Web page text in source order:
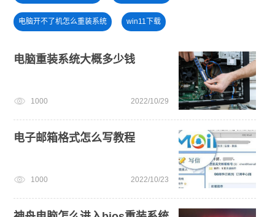
电脑开不了机怎么重装系统 win11下载
win11正式版
一键重装系统备份win11系统 U盘重装系统
安装win10系统
电脑重装系统大概多少钱
1000 2022/10/29
电子邮箱格式怎么写教程
1000 2022/10/23